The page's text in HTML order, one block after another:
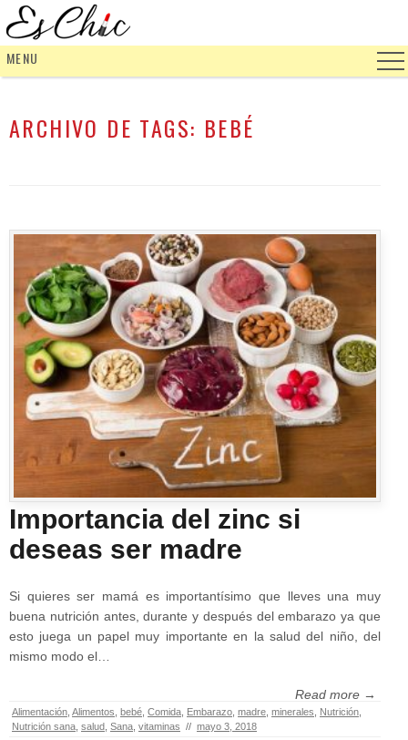
MENU
ARCHIVO DE TAGS: BEBÉ
Importancia del zinc si
deseas ser madre
Si quieres ser mamá es importantísimo que lleves una muy
buena nutrición antes, durante y después del embarazo ya que
esto juega un papel muy importante en la salud del niño, del
mismo modo el…
Read more →
Alimentación Alimentos bebé Comida Embarazo madre minerales Nutrición
Nutrición sana salud Sana vitaminas // mayo 3, 2018